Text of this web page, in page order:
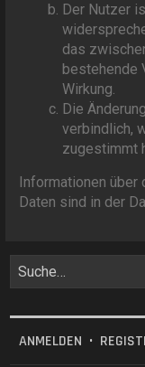
Der Nutzer
das
bestehende
Wirkung.
Die
verbindlich,
zugestimmt
Informationen über
Daten sind in der
ANMELDEN •